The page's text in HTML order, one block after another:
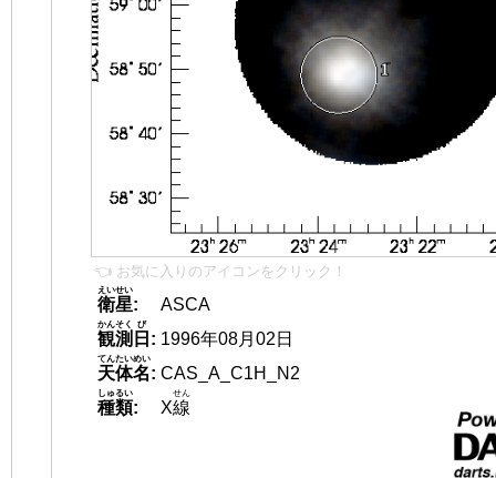
👈 お気に入りのアイコンをクリック！
衛星
えいせい
:
ASCA
観測
かんそく
日
び
: 1996年08月02日
天体名
てんたいめい
: CAS_A_C1H_N2
種類
しゅるい
: X線
せん